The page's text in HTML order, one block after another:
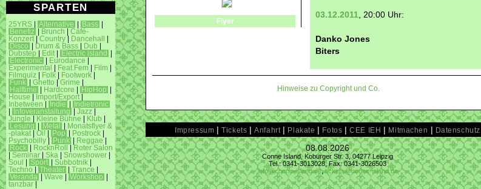
SPARTEN
25YRS Alternative Bass
Benefiz
Brunch
Café-
Konzert
Country Dancehall
Disco
Drum & Bass Dub
Dubstep
Edit Electric island
Electronic
Eurodance
Experimental
Feat.Fem Film
Filmquiz
Folk Footwork
Funk
Ghetto Grime
Halftime
Hardcore HipHop
House
Import/Export
Inbetween
Indie
Indietronic
Infoveranstaltung Jazz
Jungle
Kleine Bühne Klub
Lesung
Metal
Monatsflyer &
-plakat
Oi! Pop Postrock
Psychobilly
Punk Reggae
Rock
RocknRoll
Roter Salon
Seminar Ska Snowshower
Soul
Sport Subbotnik
Techno
Theater Trance
Veranda
Wave Workshop
tanzbar
03.12.2011, 20:00 Uhr:
Danko Jones
Biters
Flyer
Hinweise zu Copyright und Co.
Impressum |Tickets |Anfahrt | Plakate | Fotos |CEE IEH | Mitmachen | Datenschutz
08.08.2026
Conne Island, Koburger Str. 3, 04277 Leipzig
Tel.: 0341-3013028, Fax: 0341-3026503
info@conne-island.de,tickets@conne-island.de